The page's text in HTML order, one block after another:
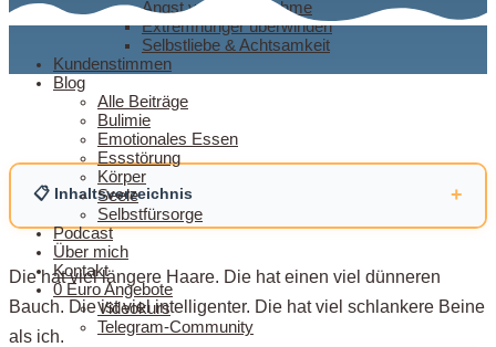
Angst vor der Zunahme
Extremhunger überwinden
Selbstliebe & Achtsamkeit
Kundenstimmen
Blog
Alle Beiträge
Bulimie
Emotionales Essen
Essstörung
Körper
Seele
Selbstfürsorge
Podcast
Über mich
Kontakt
0 Euro Angebote
Videokurs
Telegram-Community
📋 Inhaltsverzeichnis +
Als ich mich für einen Leberfleck schämte
Warum Abnehmen das Vergleichen nicht stoppt
Die hat viel längere Haare. Die hat einen viel dünneren
Bauch. Die ist viel intelligenter. Die hat viel schlankere Beine
als ich.